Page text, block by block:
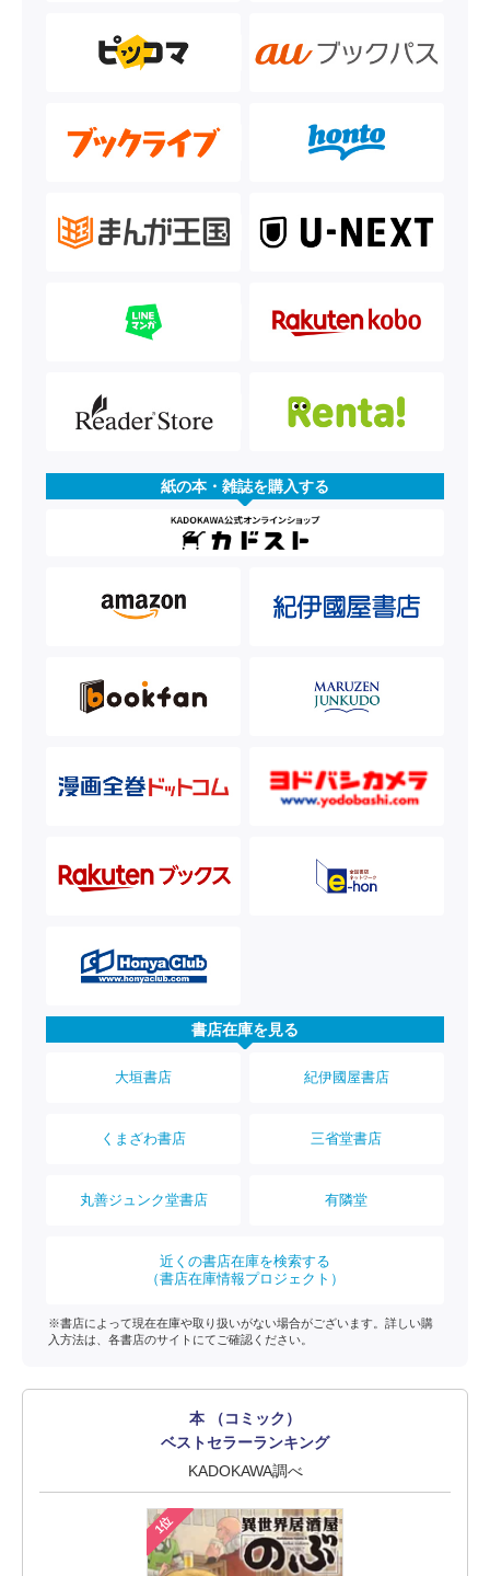
紙の本・雑誌を購入する
書店在庫を見る
大垣書店 紀伊國屋書店
くまざわ書店 三省堂書店
丸善ジュンク堂書店 有隣堂
近くの書店在庫を検索する
（書店在庫情報プロジェクト）
※書店によって現在在庫や取り扱いがない場合がございます。詳しい購
入方法は、各書店のサイトにてご確認ください。
本 （コミック）
ベストセラーランキング
KADOKAWA調べ
1位